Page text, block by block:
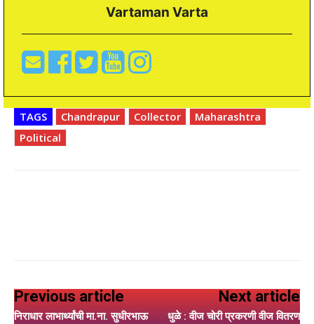
Vartaman Varta
TAGS Chandrapur Collector
Maharashtra
Political
Previous article
निराधार लाभार्थ्यांची मा.ना. सुधीरभाऊ
Next article
धुळे : वीज चोरी प्रकरणी वीज वितरण